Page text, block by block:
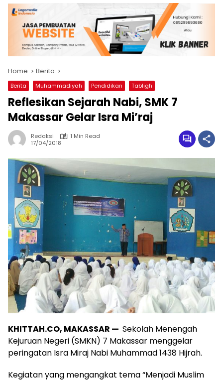
Home Berita
Berita Muhammadiyah Pendidikan Tabligh
Reflesikan Sejarah Nabi, SMK 7
Makassar Gelar Isra Mi’raj
Redaksi
1 Min Read
17/04/2018
KHITTAH.CO, MAKASSAR — Sekolah Menengah
Kejuruan Negeri (SMKN) 7 Makassar menggelar
peringatan Isra Miraj Nabi Muhammad 1438 Hijrah.
Kegiatan yang mengangkat tema “Menjadi Muslim